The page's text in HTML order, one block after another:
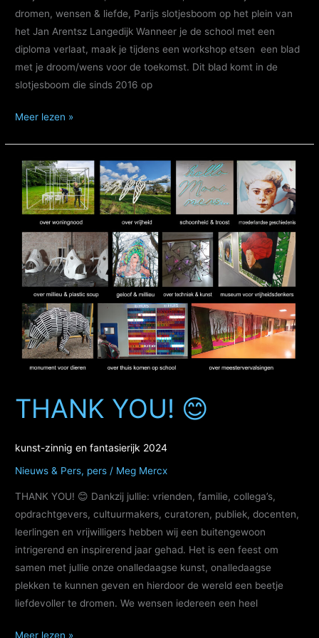
dromen, wensen & liefde, Parijs slotjesboom op het plein van
het Jan Arentsz Langedijk Wanneer je de school met een
diploma verlaat, maak je tijdens een workshop etsen een blad
met je droom/wens voor de toekomst. Dit blad komt in de
slotjesboom die sinds 2016 op
slotjesboom
wensen
liefde
april
2024
csg
Arentsz
Langedijk
Meer lezen »
THANK YOU! 😊
kunst-zinnig en fantasierijk 2024
Nieuws & Pers, pers / Meg Mercx
THANK YOU! 😊 Dankzij jullie: vrienden, familie, collega’s,
opdrachtgevers, cultuurmakers, curatoren, publiek, docenten,
leerlingen en vrijwilligers hebben wij een buitengewoon
intrigerend en inspirerend jaar gehad. Het is een feest om
samen met jullie onze onalledaagse kunst, onalledaagse
plekken te kunnen geven en hierdoor de wereld een beetje
liefdevoller te dromen. We wensen iedereen een heel
THANK
Meer lezen »